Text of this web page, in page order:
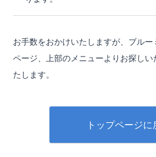
お手数をおかけいたしますが、ブル
ページ、
上部のメニューよりお探し
たします。
トップページに